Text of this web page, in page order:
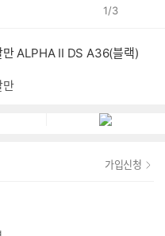
1/3
만 ALPHA II DS A36(블랙)
만
가입신청